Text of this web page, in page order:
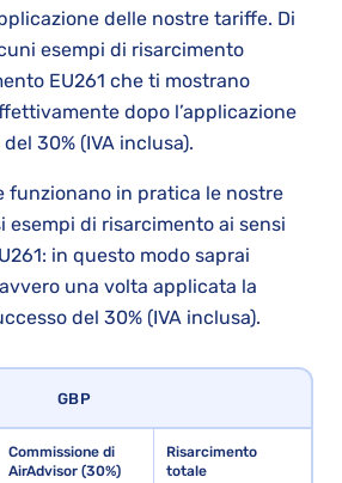
delle nostre tariffe. Di
esempi di risarcimento
EU261 che ti mostrano
dopo l’applicazione
30% (IVA inclusa).
funzionano in pratica le nostre
esempi di risarcimento ai sensi
in questo modo saprai
una volta applicata la
del 30% (IVA inclusa).
GBP
Commissione di
AirAdvisor (30%)
Risarcimento
totale